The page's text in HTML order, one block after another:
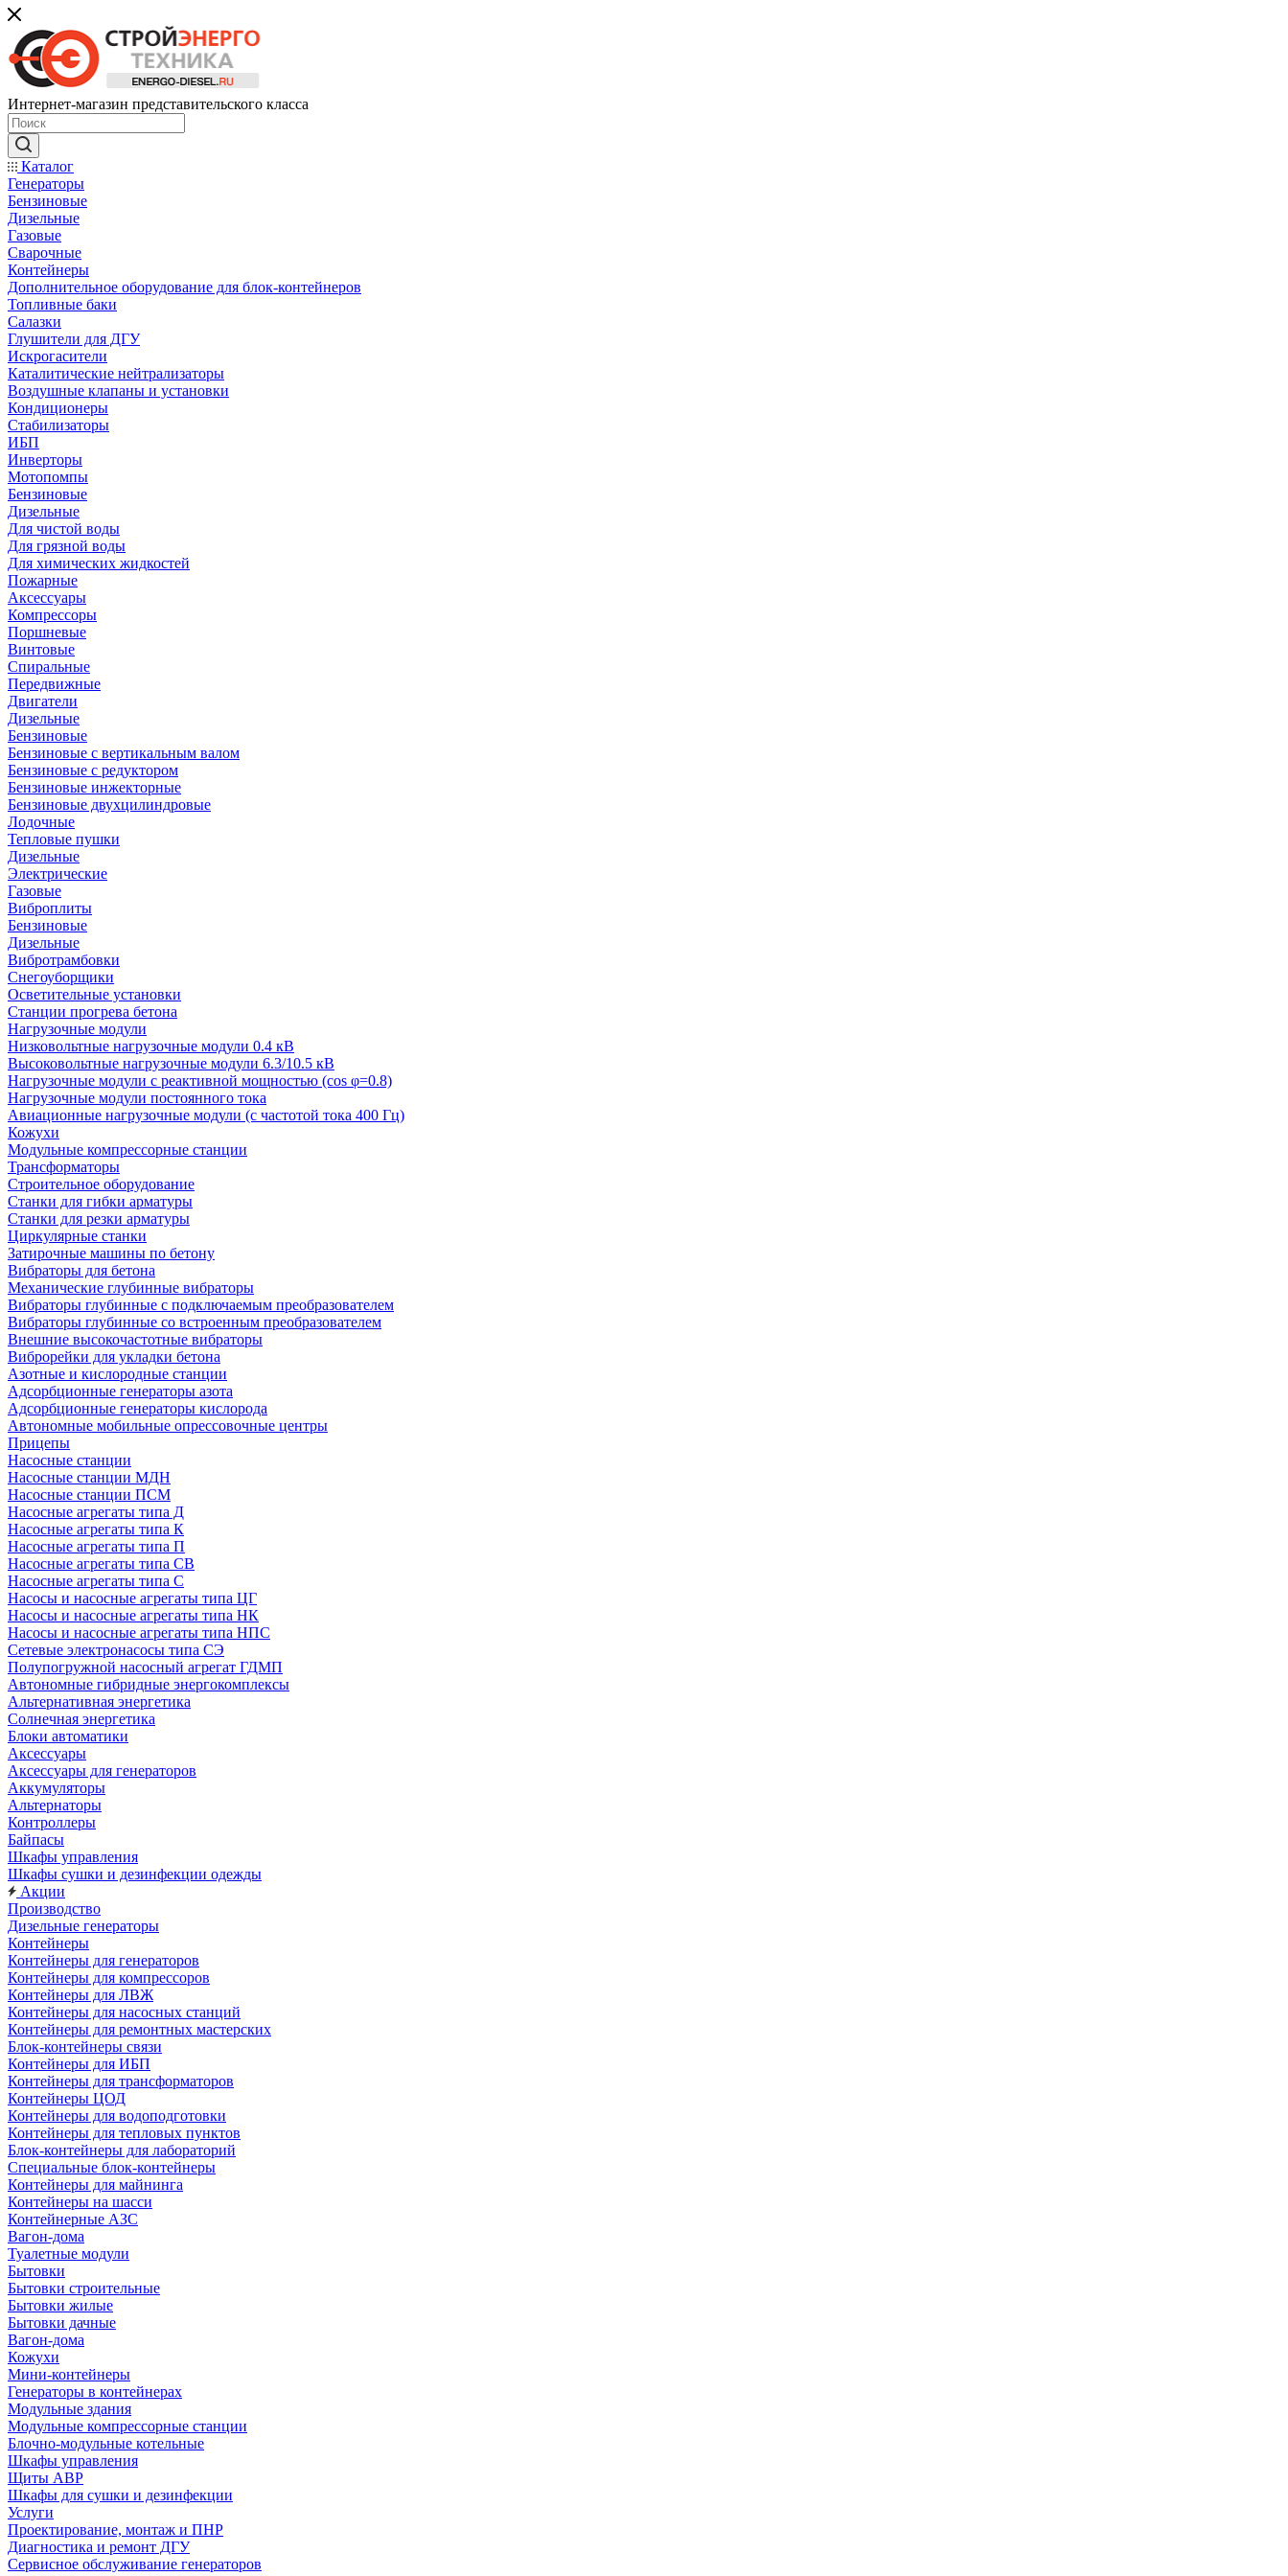
Интернет-магазин представительского класса
Каталог
Генераторы
Бензиновые
Дизельные
Газовые
Сварочные
Контейнеры
Дополнительное оборудование для блок-контейнеров
Топливные баки
Салазки
Глушители для ДГУ
Искрогасители
Каталитические нейтрализаторы
Воздушные клапаны и установки
Кондиционеры
Стабилизаторы
ИБП
Инверторы
Мотопомпы
Бензиновые
Дизельные
Для чистой воды
Для грязной воды
Для химических жидкостей
Пожарные
Аксессуары
Компрессоры
Поршневые
Винтовые
Спиральные
Передвижные
Двигатели
Дизельные
Бензиновые
Бензиновые с вертикальным валом
Бензиновые с редуктором
Бензиновые инжекторные
Бензиновые двухцилиндровые
Лодочные
Тепловые пушки
Дизельные
Электрические
Газовые
Виброплиты
Бензиновые
Дизельные
Вибротрамбовки
Снегоуборщики
Осветительные установки
Станции прогрева бетона
Нагрузочные модули
Низковольтные нагрузочные модули 0.4 кВ
Высоковольтные нагрузочные модули 6.3/10.5 кВ
Нагрузочные модули с реактивной мощностью (cos φ=0.8)
Нагрузочные модули постоянного тока
Авиационные нагрузочные модули (с частотой тока 400 Гц)
Кожухи
Модульные компрессорные станции
Трансформаторы
Строительное оборудование
Станки для гибки арматуры
Станки для резки арматуры
Циркулярные станки
Затирочные машины по бетону
Вибраторы для бетона
Механические глубинные вибраторы
Вибраторы глубинные с подключаемым преобразователем
Вибраторы глубинные со встроенным преобразователем
Внешние высокочастотные вибраторы
Виброрейки для укладки бетона
Азотные и кислородные станции
Адсорбционные генераторы азота
Адсорбционные генераторы кислорода
Автономные мобильные опрессовочные центры
Прицепы
Насосные станции
Насосные станции МДН
Насосные станции ПСМ
Насосные агрегаты типа Д
Насосные агрегаты типа К
Насосные агрегаты типа П
Насосные агрегаты типа СВ
Насосные агрегаты типа С
Насосы и насосные агрегаты типа ЦГ
Насосы и насосные агрегаты типа НК
Насосы и насосные агрегаты типа НПС
Сетевые электронасосы типа СЭ
Полупогружной насосный агрегат ГДМП
Автономные гибридные энергокомплексы
Альтернативная энергетика
Солнечная энергетика
Блоки автоматики
Аксессуары
Аксессуары для генераторов
Аккумуляторы
Альтернаторы
Контроллеры
Байпасы
Шкафы управления
Шкафы сушки и дезинфекции одежды
Акции
Производство
Дизельные генераторы
Контейнеры
Контейнеры для генераторов
Контейнеры для компрессоров
Контейнеры для ЛВЖ
Контейнеры для насосных станций
Контейнеры для ремонтных мастерских
Блок-контейнеры связи
Контейнеры для ИБП
Контейнеры для трансформаторов
Контейнеры ЦОД
Контейнеры для водоподготовки
Контейнеры для тепловых пунктов
Блок-контейнеры для лабораторий
Специальные блок-контейнеры
Контейнеры для майнинга
Контейнеры на шасси
Контейнерные АЗС
Вагон-дома
Туалетные модули
Бытовки
Бытовки строительные
Бытовки жилые
Бытовки дачные
Вагон-дома
Кожухи
Мини-контейнеры
Генераторы в контейнерах
Модульные здания
Модульные компрессорные станции
Блочно-модульные котельные
Шкафы управления
Щиты АВР
Шкафы для сушки и дезинфекции
Услуги
Проектирование, монтаж и ПНР
Диагностика и ремонт ДГУ
Сервисное обслуживание генераторов